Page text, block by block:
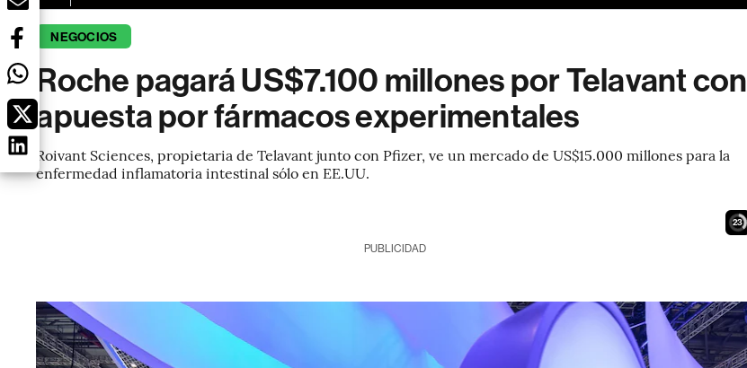
NEGOCIOS
Roche pagará US$7.100 millones por Telavant con
apuesta por fármacos experimentales
Roivant Sciences, propietaria de Telavant junto con Pfizer, ve un mercado de US$15.000 millones para la
enfermedad inflamatoria intestinal sólo en EE.UU.
21
PUBLICIDAD